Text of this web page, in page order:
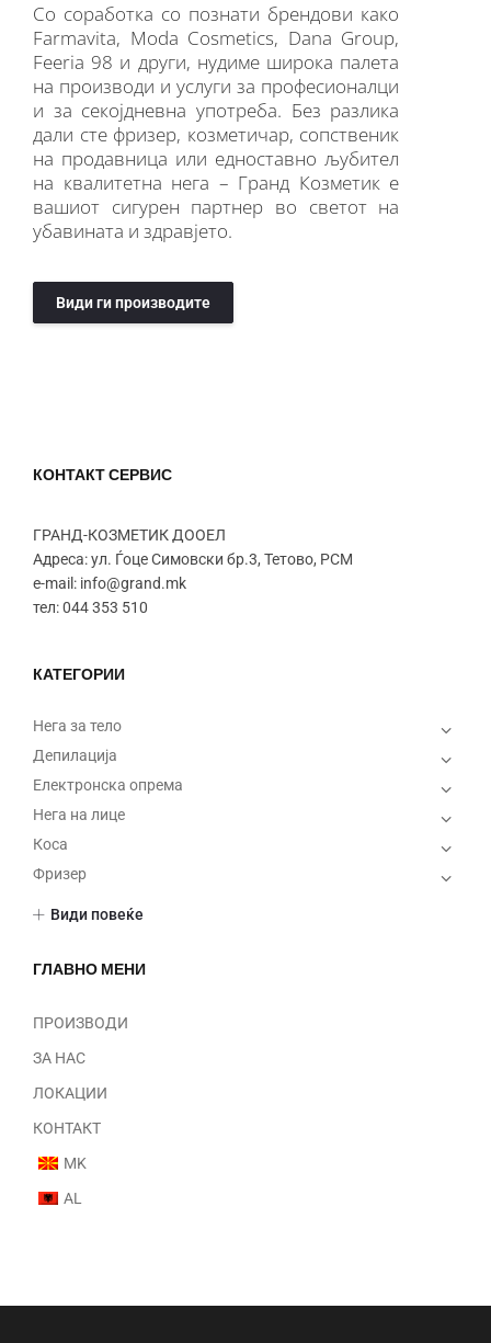
Со соработка со познати брендови како
Farmavita, Moda Cosmetics, Dana Group,
Feeria 98 и други, нудиме широка палета
на производи и услуги за професионалци
и за секојдневна употреба. Без разлика
дали сте фризер, козметичар, сопственик
на продавница или едноставно љубител
на квалитетна нега – Гранд Козметик е
вашиот сигурен партнер во светот на
убавината и здравјето.
Види ги производите
КОНТАКТ СЕРВИС
ГРАНД-КОЗМЕТИК ДООЕЛ
Адреса: ул. Ѓоце Симовски бр.3, Тетово, РСМ
e-mail: info@grand.mk
тел: 044 353 510
КАТЕГОРИИ
Нега за тело
Депилација
Електронска опрема
Нега на лице
Коса
Фризер
Парфеми
Види повеќе
ГЛАВНО МЕНИ
ПРОИЗВОДИ
ЗА НАС
ЛОКАЦИИ
КОНТАКТ
MK
AL